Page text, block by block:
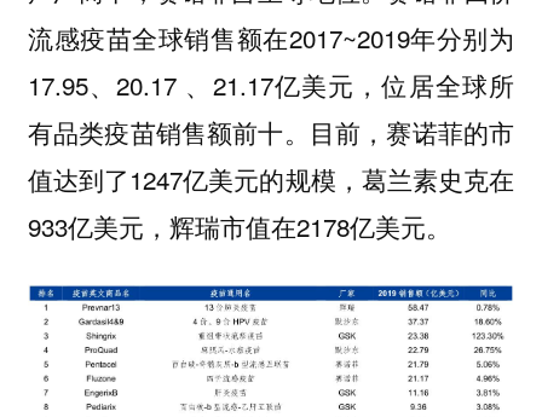
流感疫苗全球销售额在2017~2019年分别为
17.95、20.17 、21.17亿美元，位居全球所
有品类疫苗销售额前十。目前，赛诺菲的市
值达到了1247亿美元的规模，葛兰素史克在
933亿美元，辉瑞市值在2178亿美元。